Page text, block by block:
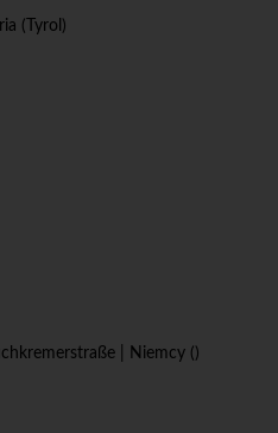
(Tyrol)
| Niemcy ()